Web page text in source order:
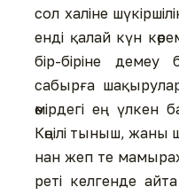
сол халіне
енді қалай күн
бір-біріне
сабырға
өмірдегі ең үлкен
Көңілі тыныш, жаны
нан жеп те
реті келгенде